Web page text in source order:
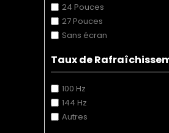
24 Pouces
27 Pouces
Sans écran
Taux de
100 Hz
144 Hz
Autres